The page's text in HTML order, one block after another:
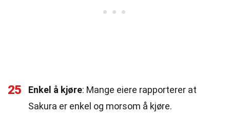
25 Enkel å kjøre: Mange eiere rapporterer at
Sakura er enkel og morsom å kjøre.